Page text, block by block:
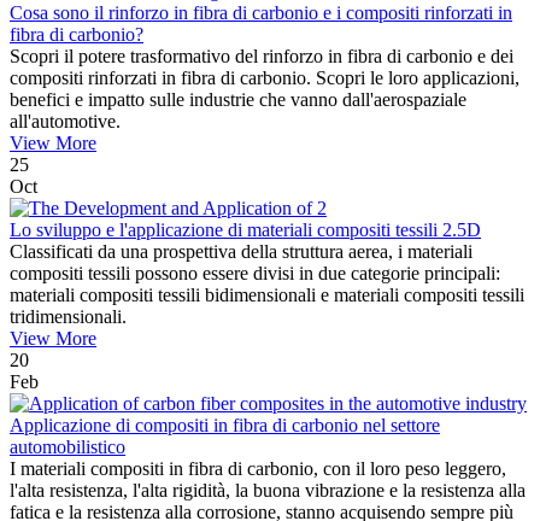
Cosa sono il rinforzo in fibra di carbonio e i compositi rinforzati in
fibra di carbonio?
Scopri il potere trasformativo del rinforzo in fibra di carbonio e dei
compositi rinforzati in fibra di carbonio. Scopri le loro applicazioni,
benefici e impatto sulle industrie che vanno dall'aerospaziale
all'automotive.
View More
25
Oct
Lo sviluppo e l'applicazione di materiali compositi tessili 2.5D
Classificati da una prospettiva della struttura aerea, i materiali
compositi tessili possono essere divisi in due categorie principali:
materiali compositi tessili bidimensionali e materiali compositi tessili
tridimensionali.
View More
20
Feb
Applicazione di compositi in fibra di carbonio nel settore
automobilistico
I materiali compositi in fibra di carbonio, con il loro peso leggero,
l'alta resistenza, l'alta rigidità, la buona vibrazione e la resistenza alla
fatica e la resistenza alla corrosione, stanno acquisendo sempre più